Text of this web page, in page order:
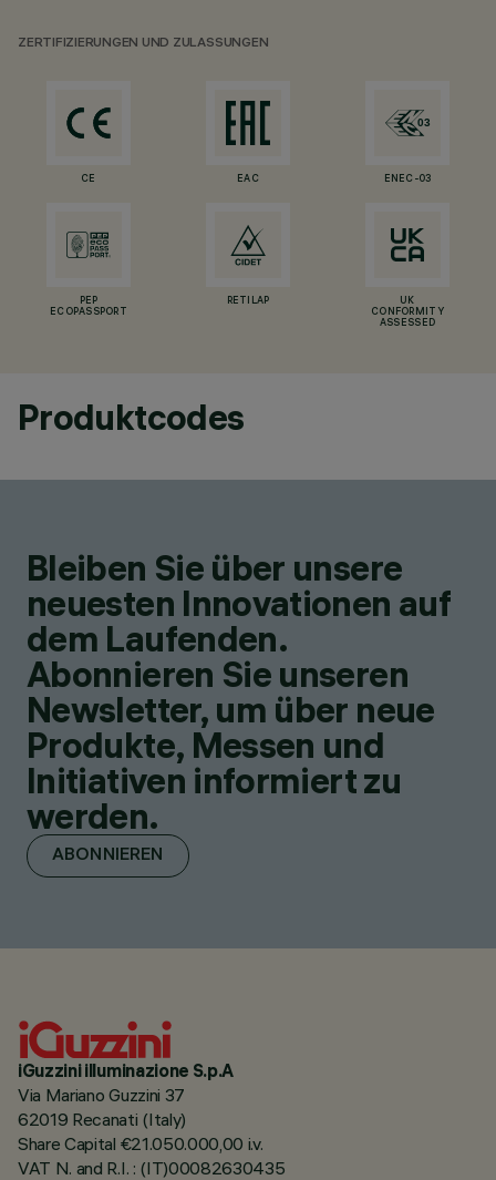
ZERTIFIZIERUNGEN UND ZULASSUNGEN
CE EAC ENEC-03
PEP
ECOPASSPORT
RETILAP
UK
CONFORMITY
ASSESSED
Produktcodes
Bleiben Sie über unsere
neuesten Innovationen auf
dem Laufenden.
Abonnieren Sie unseren
Newsletter, um über neue
Produkte, Messen und
Initiativen informiert zu
werden.
ABONNIEREN
iGuzzini illuminazione S.p.A
Via Mariano Guzzini 37
62019 Recanati (Italy)
Share Capital €21.050.000,00 i.v.
VAT N. and R.I. : (IT)00082630435